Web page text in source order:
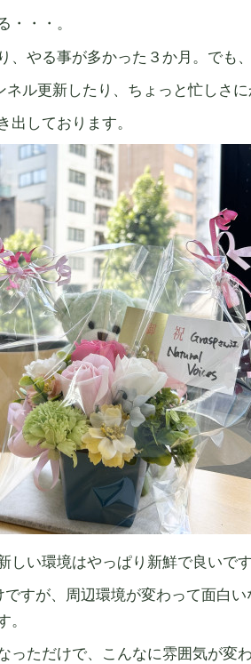
・・・。
、やる事が多かった３か月。でも
ネル更新したり、ちょっと忙しさ
出しております。
しい環境はやっぱり新鮮で良いです
すが、周辺環境が変わって面白
。
っただけで、こんなに雰囲気が変わ